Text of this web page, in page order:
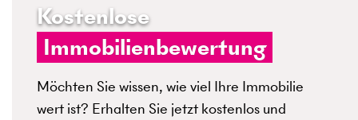
Kostenlose
Immobilienbewertung
Möchten Sie wissen, wie viel Ihre Immobilie
wert ist? Erhalten Sie jetzt kostenlos und